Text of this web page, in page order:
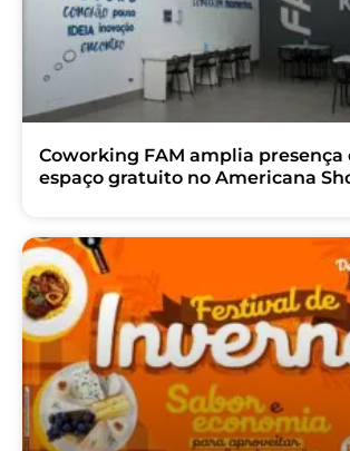
Coworking FAM amplia presença
espaço gratuito no Americana